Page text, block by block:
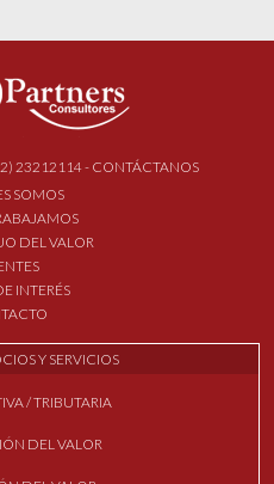
23212114 - CONTÁCTANOS
SOMOS
DEL VALOR
INTERÉS
Y SERVICIOS
/ TRIBUTARIA
DEL VALOR